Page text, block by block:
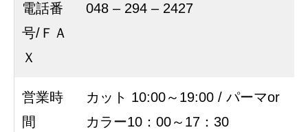
電話番
号/ＦＡ
Ｘ
048 – 294 – 2427
営業時
間
カット 10:00～19:00 / パーマor
カラー10：00～17：30